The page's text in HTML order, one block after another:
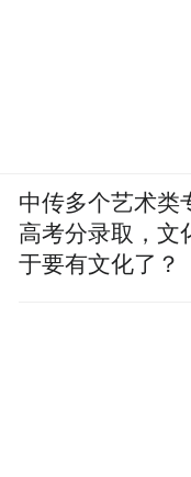
中传多个艺术类
高考分录取，文
于要有文化了？